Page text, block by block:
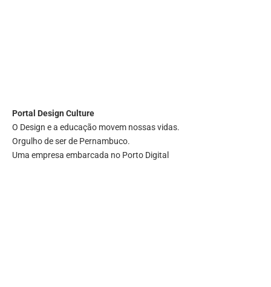
Portal Design Culture
O Design e a educação movem nossas vidas.
Orgulho de ser de Pernambuco.
Uma empresa embarcada no Porto Digital